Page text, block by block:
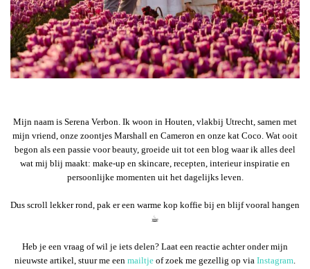
Mijn naam is Serena Verbon. Ik woon in Houten, vlakbij Utrecht, samen met
mijn vriend, onze zoontjes Marshall en Cameron en onze kat Coco. Wat ooit
begon als een passie voor beauty, groeide uit tot een blog waar ik alles deel
wat mij blij maakt: make-up en skincare, recepten, interieur inspiratie en
persoonlijke momenten uit het dagelijks leven.
Dus scroll lekker rond, pak er een warme kop koffie bij en blijf vooral hangen
☕︎
Heb je een vraag of wil je iets delen? Laat een reactie achter onder mijn
nieuwste artikel, stuur me een mailtje of zoek me gezellig op via Instagram.